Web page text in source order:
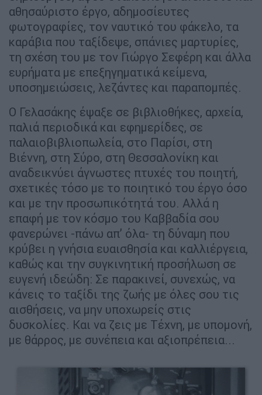
αθησαύριστο έργο, αδημοσίευτες
φωτογραφίες, τον ναυτικό του φάκελο, τα
καράβια που ταξίδεψε, σπάνιες μαρτυρίες,
τη σχέση του με τον Γιώργο Σεφέρη και άλλα
ευρήματα με επεξηγηματικά κείμενα,
υποσημειώσεις, λεζάντες και παραπομπές.
Ο Γελασάκης έψαξε σε βιβλιοθήκες, αρχεία,
παλιά περιοδικά και εφημερίδες, σε
παλαιοβιβλιοπωλεία, στο Παρίσι, στη
Βιέννη, στη Σύρο, στη Θεσσαλονίκη και
αναδεικνύει άγνωστες πτυχές του ποιητή,
σχετικές τόσο με το ποιητικό του έργο όσο
και με την προσωπικότητά του. Αλλά η
επαφή με τον κόσμο του Καββαδία σου
φανερώνει -πάνω απ’ όλα- τη δύναμη που
κρύβει η γνήσια ευαισθησία και καλλιέργεια,
καθώς και την συγκινητική προσήλωση σε
ευγενή ιδεώδη: Σε παρακινεί, συνεχώς, να
κάνεις το ταξίδι της ζωής με όλες σου τις
αισθήσεις, να μην υποχωρείς στις
δυσκολίες. Και να ζεις με Τέχνη, με υπομονή,
με θάρρος, με συνέπεια και αξιοπρέπεια...